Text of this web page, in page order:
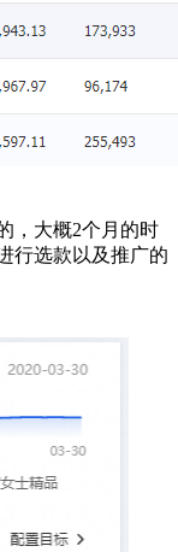
，大概2个月的时
行选款以及推广的